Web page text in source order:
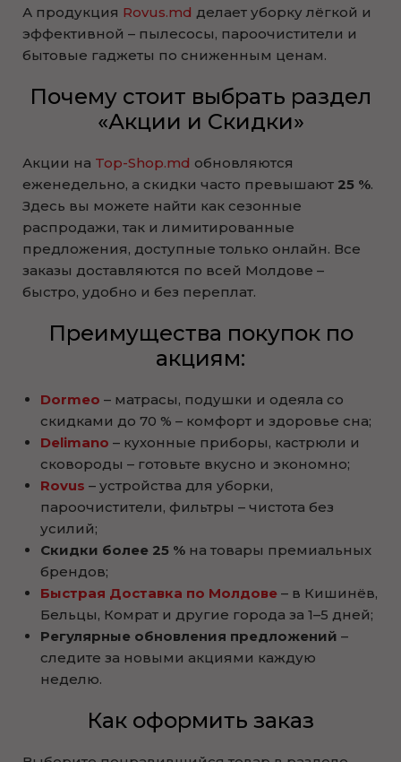
А продукция Rovus.md делает уборку лёгкой и
эффективной – пылесосы, пароочистители и
бытовые гаджеты по сниженным ценам.
Почему стоит выбрать раздел
«Акции и Скидки»
Акции на Top-Shop.md обновляются
еженедельно, а скидки часто превышают 25 %.
Здесь вы можете найти как сезонные
распродажи, так и лимитированные
предложения, доступные только онлайн. Все
заказы доставляются по всей Молдове –
быстро, удобно и без переплат.
Преимущества покупок по
акциям:
Dormeo – матрасы, подушки и одеяла со
скидками до 70 % – комфорт и здоровье сна;
Delimano – кухонные приборы, кастрюли и
сковороды – готовьте вкусно и экономно;
Rovus – устройства для уборки,
пароочистители, фильтры – чистота без
усилий;
Скидки более 25 % на товары премиальных
брендов;
Быстрая Доставка по Молдове – в Кишинёв,
Бельцы, Комрат и другие города за 1–5 дней;
Регулярные обновления предложений –
следите за новыми акциями каждую
неделю.
Как оформить заказ